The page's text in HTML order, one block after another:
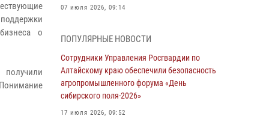
о
получили
07 июля 2026, 09:14
бойцы ОМОН «Алтай» провели военно-
патриотическое мероприятие для детей в
лагере «Звёздный»
05 июля 2026, 11:13
Росгвардия Алтайского края приняла участие
ПОПУЛЯРНЫЕ НОВОСТИ
Сотрудники Управления Росгвардии по
Алтайскому краю обеспечили безопасность
агропромышленного форума «День
сибирского поля-2026»
17 июля 2026, 09:52